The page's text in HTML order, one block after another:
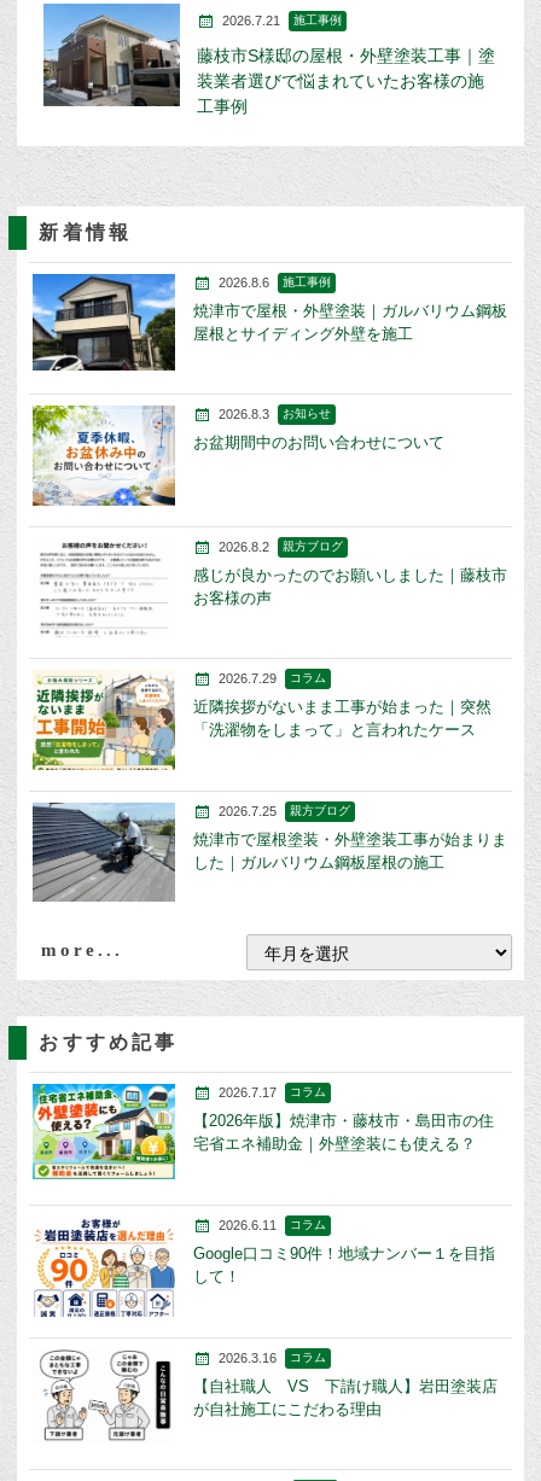
2026.7.21 施工事例
藤枝市S様邸の屋根・外壁塗装工事｜塗
装業者選びで悩まれていたお客様の施
工事例
新着情報
2026.8.6 施工事例
焼津市で屋根・外壁塗装｜ガルバリウム鋼板
屋根とサイディング外壁を施工
2026.8.3 お知らせ
お盆期間中のお問い合わせについて
2026.8.2 親方ブログ
感じが良かったのでお願いしました｜藤枝市
お客様の声
2026.7.29 コラム
近隣挨拶がないまま工事が始まった｜突然
「洗濯物をしまって」と言われたケース
2026.7.25 親方ブログ
焼津市で屋根塗装・外壁塗装工事が始まりま
した｜ガルバリウム鋼板屋根の施工
more...
おすすめ記事
2026.7.17 コラム
【2026年版】焼津市・藤枝市・島田市の住
宅省エネ補助金｜外壁塗装にも使える？
2026.6.11 コラム
Google口コミ90件！地域ナンバー１を目指
して！
2026.3.16 コラム
【自社職人 VS 下請け職人】岩田塗装店
が自社施工にこだわる理由